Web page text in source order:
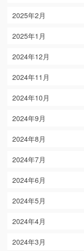
2025年2月
2025年1月
2024年12月
2024年11月
2024年10月
2024年9月
2024年8月
2024年7月
2024年6月
2024年5月
2024年4月
2024年3月